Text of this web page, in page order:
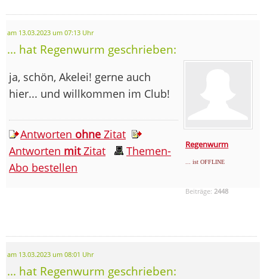
am 13.03.2023 um 07:13 Uhr
... hat Regenwurm geschrieben:
Regenwurm
... ist OFFLINE
Beiträge: 2448
ja, schön, Akelei! gerne auch
hier... und willkommen im Club!
Antworten ohne Zitat
Antworten mitZitat
Themen-
Abo bestellen
am 13.03.2023 um 08:01 Uhr
... hat Regenwurm geschrieben: